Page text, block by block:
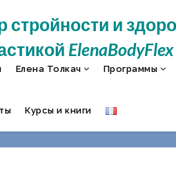
стройности и
ElenaBodyFlex
Елена Толкач Программы
Курсы и книги